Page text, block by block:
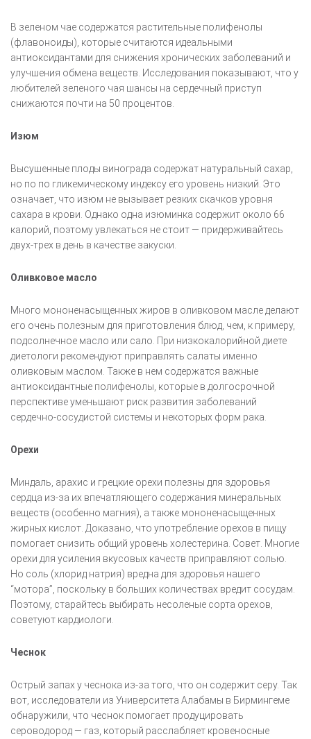
В зеленом чае содержатся растительные полифенолы
(флавоноиды), которые считаются идеальными
антиоксидантами для снижения хронических заболеваний и
улучшения обмена веществ. Исследования показывают, что у
любителей зеленого чая шансы на сердечный приступ
снижаются почти на 50 процентов.
Изюм
Высушенные плоды винограда содержат натуральный сахар,
но по по гликемическому индексу его уровень низкий. Это
означает, что изюм не вызывает резких скачков уровня
сахара в крови. Однако одна изюминка содержит около 66
калорий, поэтому увлекаться не стоит — придерживайтесь
двух-трех в день в качестве закуски.
Оливковое масло
Много мононенасыщенных жиров в оливковом масле делают
его очень полезным для приготовления блюд, чем, к примеру,
подсолнечное масло или сало. При низкокалорийной диете
диетологи рекомендуют приправлять салаты именно
оливковым маслом. Также в нем содержатся важные
антиоксидантные полифенолы, которые в долгосрочной
перспективе уменьшают риск развития заболеваний
сердечно-сосудистой системы и некоторых форм рака.
Орехи
Миндаль, арахис и грецкие орехи полезны для здоровья
сердца из-за их впечатляющего содержания минеральных
веществ (особенно магния), а также мононенасыщенных
жирных кислот. Доказано, что употребление орехов в пищу
помогает снизить общий уровень холестерина. Совет. Многие
орехи для усиления вкусовых качеств приправляют солью.
Но соль (хлорид натрия) вредна для здоровья нашего
“мотора”, поскольку в больших количествах вредит сосудам.
Поэтому, старайтесь выбирать несоленые сорта орехов,
советуют кардиологи.
Чеснок
Острый запах у чеснока из-за того, что он содержит серу. Так
вот, исследователи из Университета Алабамы в Бирмингеме
обнаружили, что чеснок помогает продуцировать
сероводород — газ, который расслабляет кровеносные